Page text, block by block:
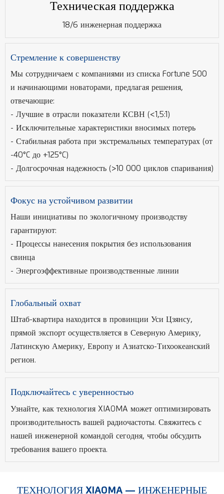
Техническая поддержка
18/6 инженерная поддержка
Стремление к совершенству
Мы сотрудничаем с компаниями из списка Fortune 500
и начинающими новаторами, предлагая решения,
отвечающие:
- Лучшие в отрасли показатели КСВН (<1,5:1)
- Исключительные характеристики вносимых потерь
- Стабильная работа при экстремальных температурах (от
-40°C до +125°C)
- Долгосрочная надежность (>10 000 циклов спаривания)
Фокус на устойчивом развитии
Наши инициативы по экологичному производству
гарантируют:
- Процессы нанесения покрытия без использования
свинца
- Энергоэффективные производственные линии
Глобальный охват
Штаб-квартира находится в провинции Уси Цзянсу,
прямой экспорт осуществляется в Северную Америку,
Латинскую Америку, Европу и Азиатско-Тихоокеанский
регион.
Подключайтесь с уверенностью
Узнайте, как технология XIAOMA может оптимизировать
производительность вашей радиочастоты. Свяжитесь с
нашей инженерной командой сегодня, чтобы обсудить
требования вашего проекта.
ТЕХНОЛОГИЯ XIAOMA — ИНЖЕНЕРНЫЕ